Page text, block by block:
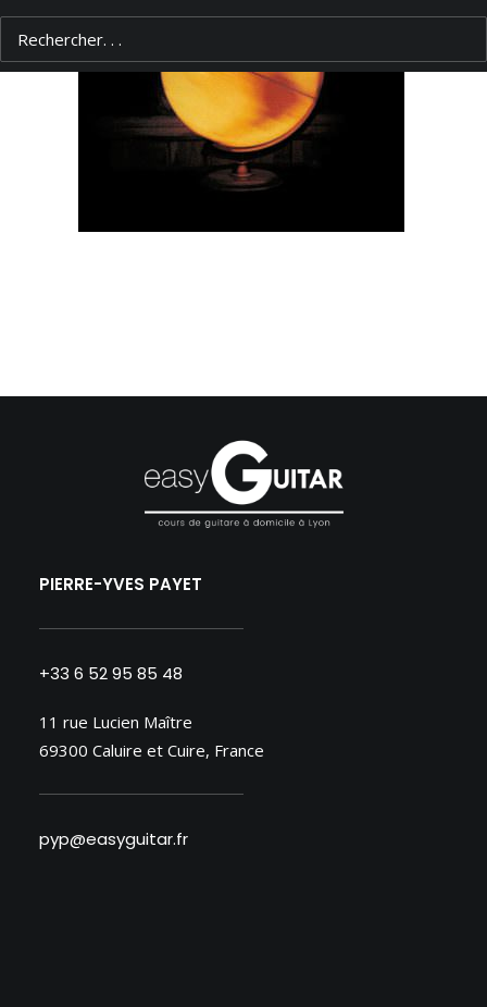
PIERRE-YVES PAYET
+33 6 52 95 85 48
11 rue Lucien Maître
69300 Caluire et Cuire, France
pyp@easyguitar.fr